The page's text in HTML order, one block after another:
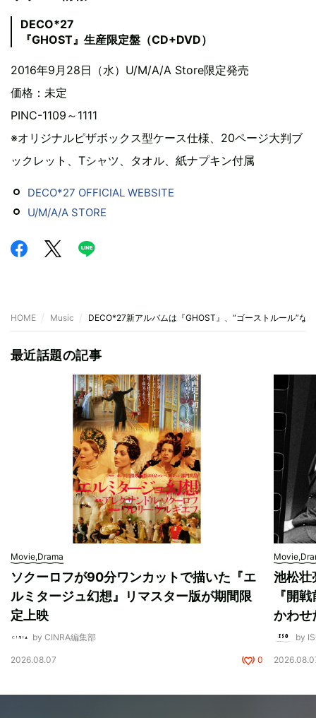
DECO*27
『GHOST』生産限定盤（CD+DVD）
2016年9月28日（水）U/M/A/A Store限定発売
価格：未定
PINC-1109～1111
※オリジナルピザボックス型ケース仕様、20ページ大判ブ
ックレット、Tシャツ、タオル、紙ナプキン付属
DECO*27 OFFICIAL WEBSITE
U/M/A/A STORE
HOME Music DECO*27新アルバムは『GHOST』、“ゴーストルール”な
最近話題の記事
Movie,Drama
ソクーロフが90分ワンカットで描いた『エ
ルミタージュ幻想』リマスター版が期間限
定上映
by CINRA編集部
2026.08.07 0
池松壮
『開
かわせ
by